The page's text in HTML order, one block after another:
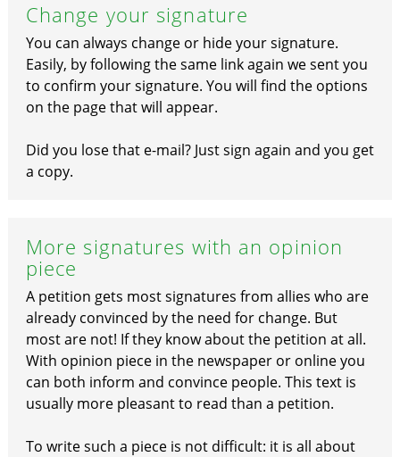
Change your signature
You can always change or hide your signature.
Easily, by following the same link again we sent you
to confirm your signature. You will find the options
on the page that will appear.
Did you lose that e-mail? Just sign again and you get
a copy.
More signatures with an opinion
piece
A petition gets most signatures from allies who are
already convinced by the need for change. But
most are not! If they know about the petition at all.
With opinion piece in the newspaper or online you
can both inform and convince people. This text is
usually more pleasant to read than a petition.
To write such a piece is not difficult: it is all about